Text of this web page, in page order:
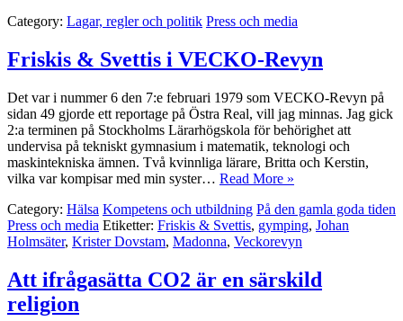
Category: Lagar, regler och politik Press och media
Friskis & Svettis i VECKO-Revyn
Det var i nummer 6 den 7:e februari 1979 som VECKO-Revyn på
sidan 49 gjorde ett reportage på Östra Real, vill jag minnas. Jag gick
2:a terminen på Stockholms Lärarhögskola för behörighet att
undervisa på tekniskt gymnasium i matematik, teknologi och
maskintekniska ämnen. Två kvinnliga lärare, Britta och Kerstin,
vilka var kompisar med min syster… Read More »
Category: Hälsa Kompetens och utbildning På den gamla goda tiden
Press och media Etiketter: Friskis & Svettis, gymping, Johan
Holmsäter, Krister Dovstam, Madonna, Veckorevyn
Att ifrågasätta CO2 är en särskild
religion